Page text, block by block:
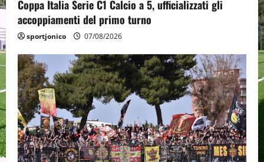
Coppa Italia Serie C1 Calcio a 5, ufficializzati gli
accoppiamenti del primo turno
sportjonico 07/08/2026